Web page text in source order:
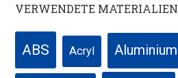
VERWENDETE MATERIALIEN
ABS Acryl Aluminium